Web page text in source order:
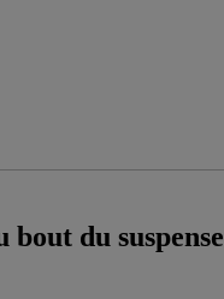
bout du suspense